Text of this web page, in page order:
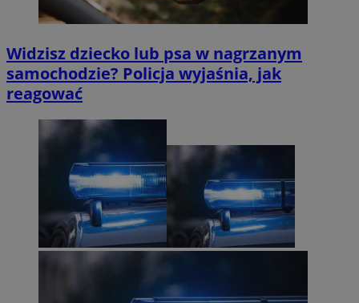
Widzisz dziecko lub psa w nagrzanym
samochodzie? Policja wyjaśnia, jak
reagować